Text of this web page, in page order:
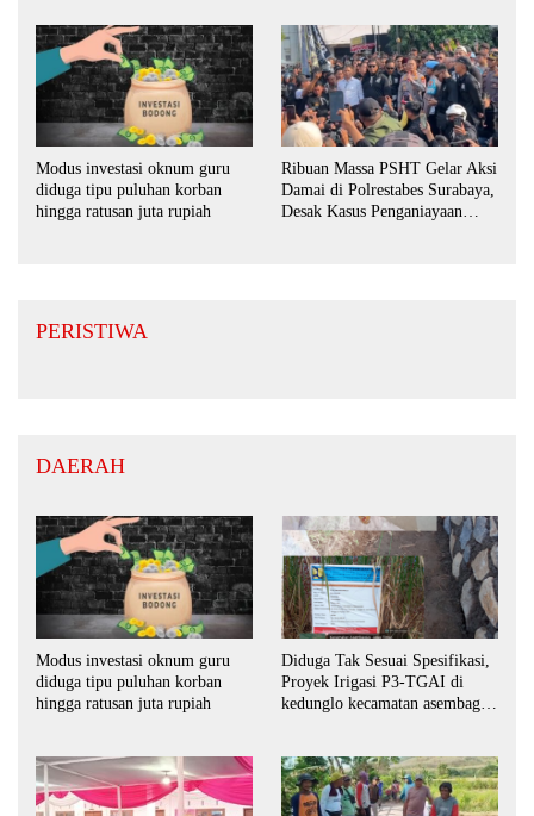
Modus investasi oknum guru
diduga tipu puluhan korban
hingga ratusan juta rupiah
Ribuan Massa PSHT Gelar Aksi
Damai di Polrestabes Surabaya,
Desak Kasus Penganiayaan
PERISTIWA
DAERAH
Modus investasi oknum guru
diduga tipu puluhan korban
hingga ratusan juta rupiah
Diduga Tak Sesuai Spesifikasi,
Proyek Irigasi P3-TGAI di
kedunglo kecamatan asembagus